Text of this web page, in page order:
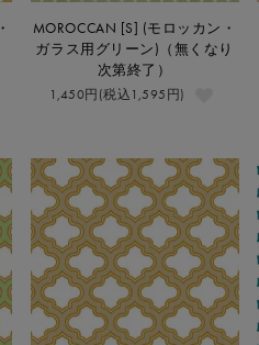
MOROCCAN [S] (モロッカン・
ガラス用グリーン)（無くなり
次第終了）
1,450円(税込1,595円)